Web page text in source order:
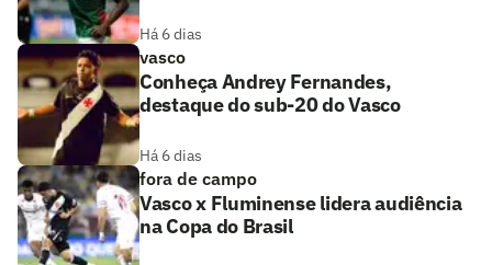
Há 6 dias
vasco
Conheça Andrey Fernandes,
destaque do sub-20 do Vasco
Há 6 dias
fora de campo
Vasco x Fluminense lidera audiência
na Copa do Brasil